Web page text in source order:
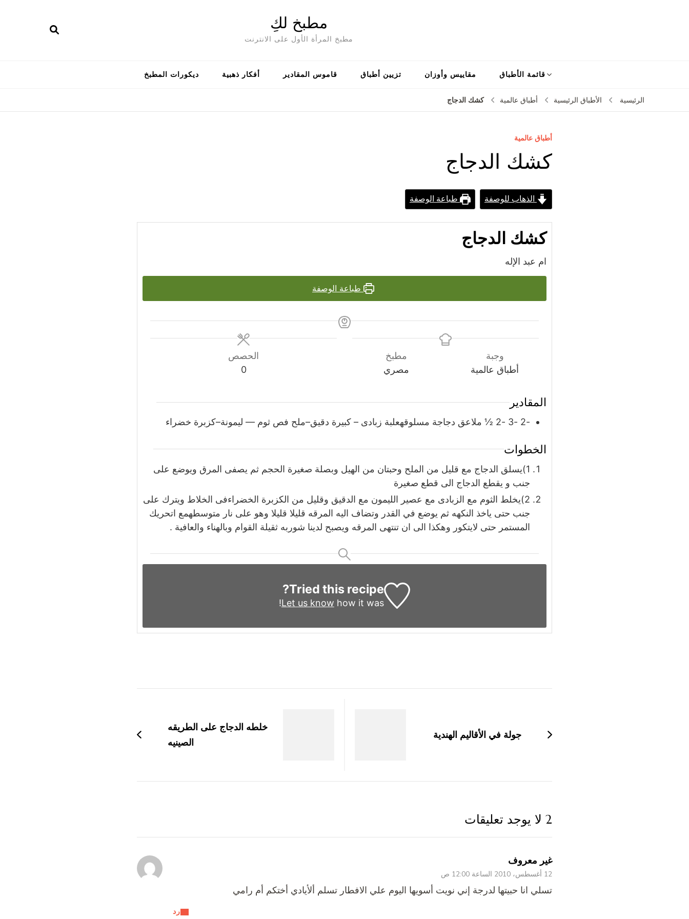
مطبخ لكِ
مطبخ المرأة الأول على الانترنت
قائمة الأطباق مقاييس وأوزان تزيين أطباق قاموس المقادير أفكار ذهبية ديكورات المطبخ
الرئيسية الأطباق الرئيسية أطباق عالمية كشك الدجاج
أطباق عالمية
كشك الدجاج
الذهاب للوصفة طباعة الوصفة
كشك الدجاج
ام عبد الإله
طباعة الوصفة
وجبة
أطباق عالمية
مطبخ
مصري
الحصص
0
المقادير
-2 -3 -2 ½ ملاعق دجاجة مسلوقهعلبة زبادى – كبيرة دقيق–ملح فص ثوم — ليمونة–كزبرة خضراء
الخطوات
1)يسلق الدجاج مع قليل من الملح وحبتان من الهيل وبصلة صغيرة الحجم ثم يصفى المرق ويوضع على
جنب و يقطع الدجاج الى قطع صغيرة
2)يخلط الثوم مع الزبادى مع عصير الليمون مع الدقيق وقليل من الكزبرة الخضراءفى الخلاط ويترك على
جنب حتى ياخذ النكهه ثم يوضع في القدر وتضاف اليه المرقه قليلا قليلا وهو على نار متوسطهمع اتحريك
المستمر حتى لايتكور وهكذا الى ان تنتهى المرقه ويصبح لدينا شوربه ثقيلة القوام وبالهناء والعافية .
Tried this recipe?
Let us know how it was!
التدوينات
خلطه الدجاج على الطريقه
الصينيه
جولة في الأقاليم الهندية
2 لا يوجد تعليقات
غير معروف
12 أغسطس، 2010 الساعة 12:00 ص
رد
تسلي انا حبيتها لدرجة إني نويت أسويها اليوم علي الافطار تسلم ألأيادي أختكم أم رامي